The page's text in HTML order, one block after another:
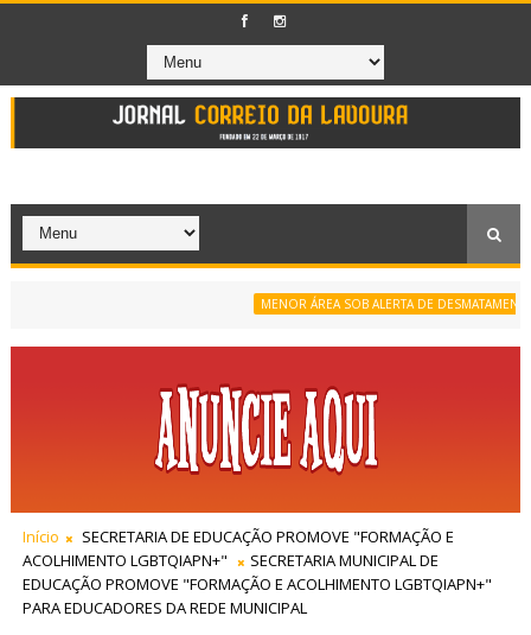
MENOR ÁREA SOB ALERTA DE DESMATAMENTO DA
Início
SECRETARIA DE EDUCAÇÃO PROMOVE "FORMAÇÃO E
ACOLHIMENTO LGBTQIAPN+"
SECRETARIA MUNICIPAL DE
EDUCAÇÃO PROMOVE "FORMAÇÃO E ACOLHIMENTO LGBTQIAPN+"
PARA EDUCADORES DA REDE MUNICIPAL